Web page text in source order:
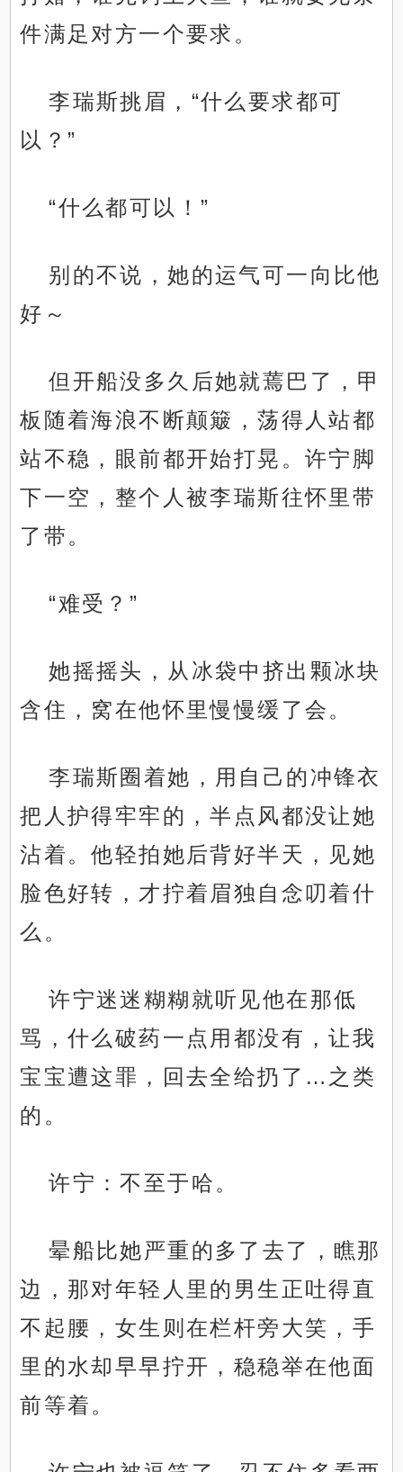
件满足对方一个要求。
李瑞斯挑眉，“什么要求都可
以？”
“什么都可以！”
别的不说，她的运气可一向比他
好～
但开船没多久后她就蔫巴了，甲
板随着海浪不断颠簸，荡得人站都
站不稳，眼前都开始打晃。许宁脚
下一空，整个人被李瑞斯往怀里带
了带。
“难受？”
她摇摇头，从冰袋中挤出颗冰块
含住，窝在他怀里慢慢缓了会。
李瑞斯圈着她，用自己的冲锋衣
把人护得牢牢的，半点风都没让她
沾着。他轻拍她后背好半天，见她
脸色好转，才拧着眉独自念叨着什
么。
许宁迷迷糊糊就听见他在那低
骂，什么破药一点用都没有，让我
宝宝遭这罪，回去全给扔了…之类
的。
许宁：不至于哈。
晕船比她严重的多了去了，瞧那
边，那对年轻人里的男生正吐得直
不起腰，女生则在栏杆旁大笑，手
里的水却早早拧开，稳稳举在他面
前等着。